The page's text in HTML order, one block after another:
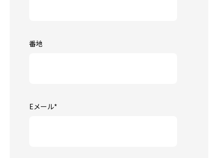
番地
Eメール*